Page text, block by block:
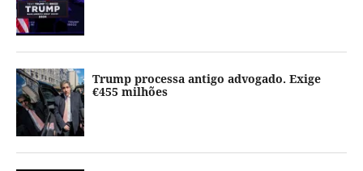
Trump processa antigo advogado. Exige
€455 milhões